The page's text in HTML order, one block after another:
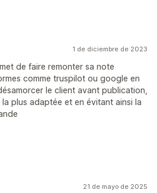
1 de diciembre de 2023
de faire remonter sa note
comme truspilot ou google en
le client avant publication,
plus adaptée et en évitant ainsi la
21 de mayo de 2025